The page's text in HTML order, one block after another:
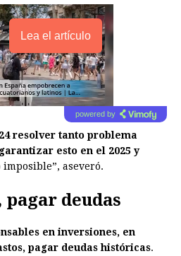
Lea el artículo
powered by
resolver tanto problema
esto en el 2025 y
aseveró.
deudas
en inversiones, en
pagar deudas históricas.